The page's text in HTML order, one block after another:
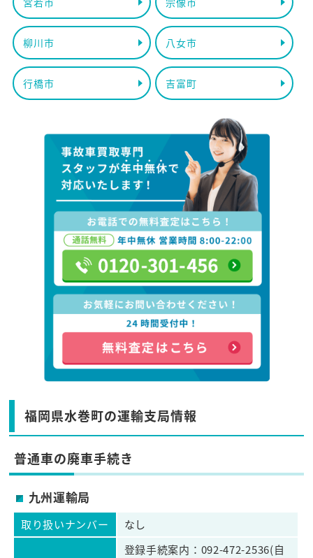
柳川市 八女市
行橋市 吉富町
福岡県水巻町の運輸支局情報
普通車の廃車手続き
九州運輸局
取り扱いナンバー なし
登録手続案内：092-472-2536(自